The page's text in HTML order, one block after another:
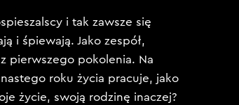
i tak zawsze się
i śpiewają. Jako zespół,
pierwszego pokolenia. Na
roku życia pracuje, jako
życie, swoją rodzinę inaczej?